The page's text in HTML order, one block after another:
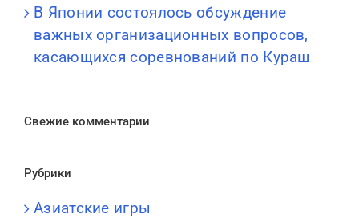
В Японии состоялось обсуждение
важных организационных вопросов,
касающихся соревнований по Кураш
Свежие комментарии
Рубрики
Азиатские игры